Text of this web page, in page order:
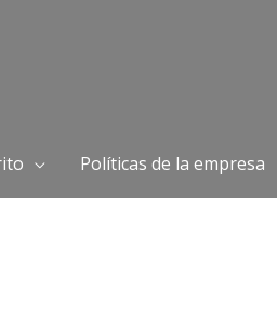
Políticas de la empresa